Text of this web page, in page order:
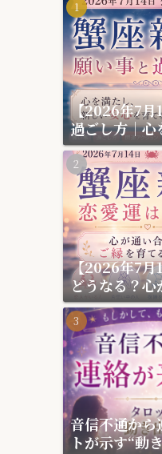
【2026年7月
過ごし方｜心
育てる新月
【2026年7月
どうなる？
月
音信不通から
トが示す“動